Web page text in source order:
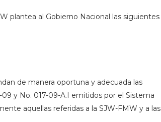
plantea al Gobierno Nacional las siguientes
de manera oportuna y adecuada las
y No. 017-09-A.I emitidos por el Sistema
aquellas referidas a la SJW-FMW y a las